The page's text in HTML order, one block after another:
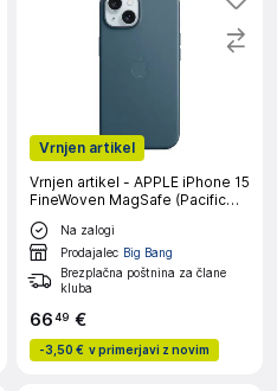
Vrnjen artikel
Vrnjen artikel - APPLE iPhone 15
FineWoven MagSafe (Pacific
Blue) ovitek
Na zalogi
Prodajalec Big Bang
Brezplačna poštnina za člane
kluba
6649 €
-3,50 € v primerjavi z novim